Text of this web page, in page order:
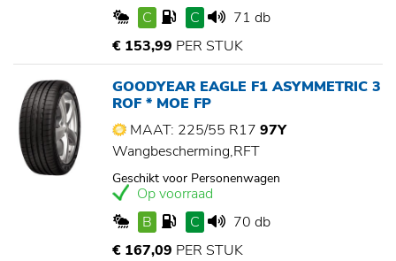
C
C
71 db
€ 153,99 PER STUK
GOODYEAR EAGLE F1 ASYMMETRIC 3
ROF * MOE FP
MAAT: 225/55 R17 97Y
Wangbescherming,RFT
Geschikt voor Personenwagen
Op voorraad
B
C
70 db
€ 167,09 PER STUK